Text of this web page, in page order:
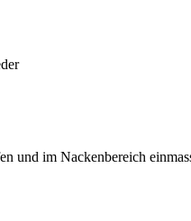
und im Nackenbereich